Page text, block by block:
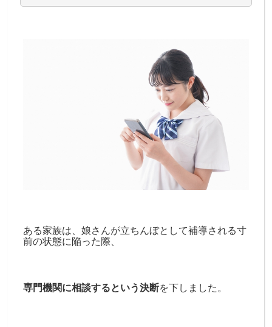
ある家族は、娘さんが立ちんぼとして補導される寸
前の状態に陥った際、
専門機関に相談するという決断を下しました。